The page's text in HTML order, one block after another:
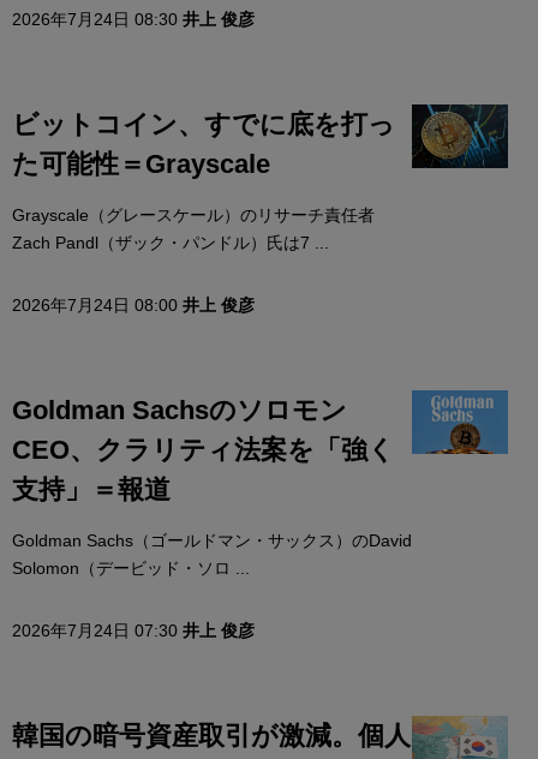
2026年7月24日 08:30 井上 俊彦
ビットコイン、すでに底を打っ
た可能性＝Grayscale
Grayscale（グレースケール）のリサーチ責任者
Zach Pandl（ザック・パンドル）氏は7 ...
2026年7月24日 08:00 井上 俊彦
Goldman Sachsのソロモン
CEO、クラリティ法案を「強く
支持」＝報道
Goldman Sachs（ゴールドマン・サックス）のDavid
Solomon（デービッド・ソロ ...
2026年7月24日 07:30 井上 俊彦
韓国の暗号資産取引が激減。個人